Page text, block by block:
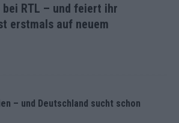
RTL – und feiert ihr
erstmals auf neuem
– und Deutschland sucht schon